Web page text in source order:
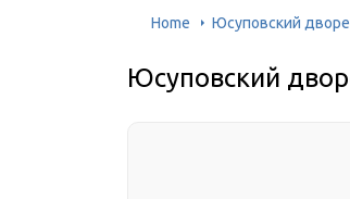
Home Юсуповский
Юсуповский